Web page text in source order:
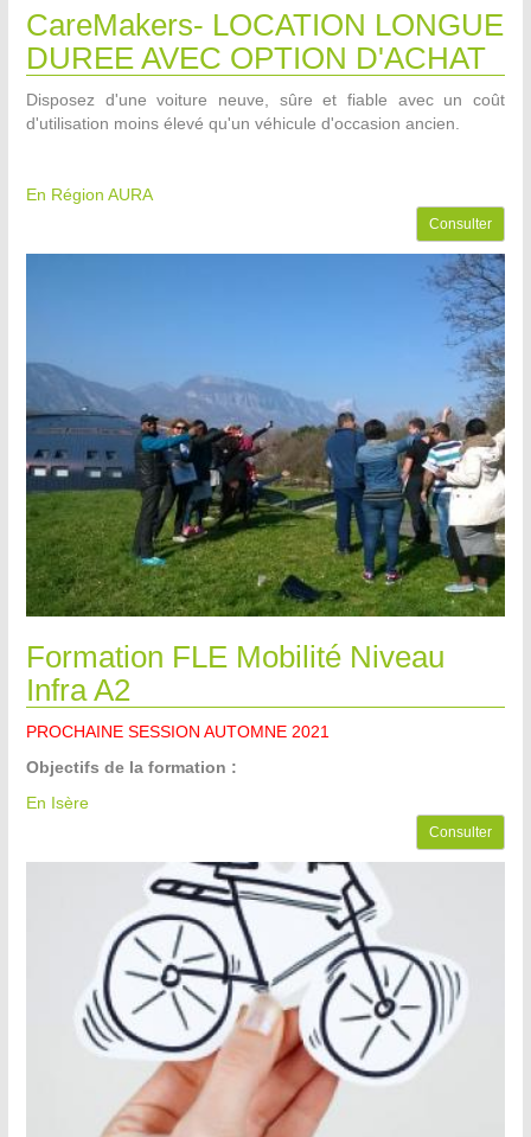
CareMakers- LOCATION LONGUE
DUREE AVEC OPTION D'ACHAT
Disposez d'une voiture neuve, sûre et fiable avec un coût
d'utilisation moins élevé qu'un véhicule d'occasion ancien.
En Région AURA
Consulter
Formation FLE Mobilité Niveau
Infra A2
PROCHAINE SESSION AUTOMNE 2021
Objectifs de la formation :
En Isère
Consulter